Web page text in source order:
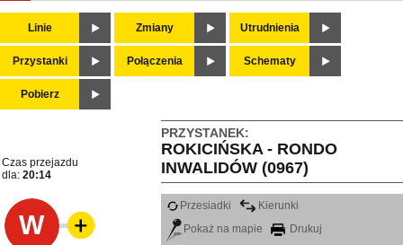
Linie Zmiany Utrudnienia
Przystanki Połączenia Schematy
Pobierz
PRZYSTANEK:
ROKICIŃSKA - RONDO
INWALIDÓW (0967)
Czas przejazdu
dla: 20:14
W
Przesiadki
Kierunki
Pokaż na mapie
Drukuj